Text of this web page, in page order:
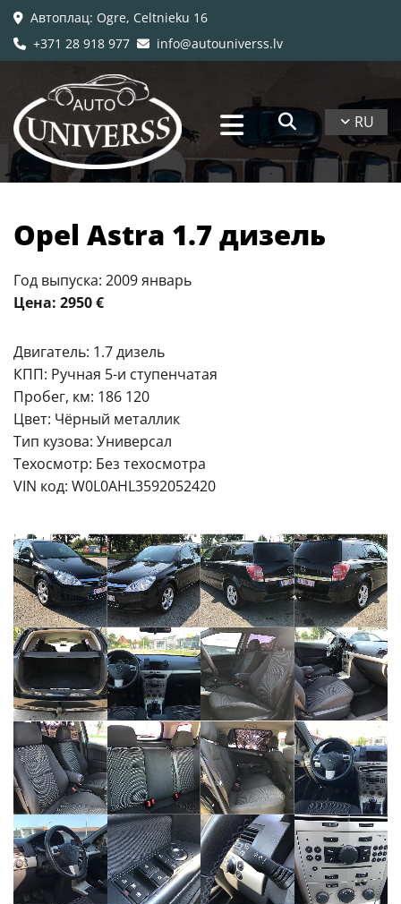
 Автоплац: Ogre, Celtnieku 16
 +371 28 918 977  info@autouniverss.lv
RU
Opel Astra 1.7 дизель
Год выпуска: 2009 январь
Цена: 2950 €
Двигатель: 1.7 дизель
КПП: Ручная 5-и ступенчатая
Пробег, км: 186 120
Цвет: Чёрный металлик
Тип кузова: Универсал
Техосмотр: Без техосмотра
VIN код: W0L0AHL3592052420